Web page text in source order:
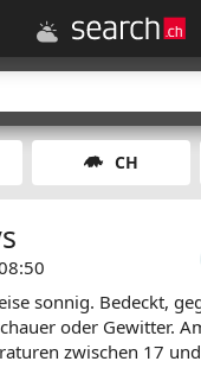
CH
sonnig. Bedeckt,
oder Gewitter.
zwischen 17